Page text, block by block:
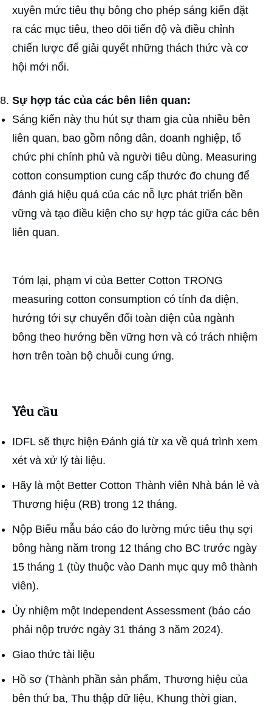
xuyên mức tiêu thụ bông cho phép sáng kiến đặt
ra các mục tiêu, theo dõi tiến độ và điều chỉnh
chiến lược để giải quyết những thách thức và cơ
hội mới nổi.
Sự hợp tác của các bên liên quan:
Sáng kiến này thu hút sự tham gia của nhiều bên
liên quan, bao gồm nông dân, doanh nghiệp, tổ
chức phi chính phủ và người tiêu dùng. Measuring
cotton consumption cung cấp thước đo chung để
đánh giá hiệu quả của các nỗ lực phát triển bền
vững và tạo điều kiện cho sự hợp tác giữa các bên
liên quan.
Tóm lại, phạm vi của Better Cotton TRONG
measuring cotton consumption có tính đa diện,
hướng tới sự chuyển đổi toàn diện của ngành
bông theo hướng bền vững hơn và có trách nhiệm
hơn trên toàn bộ chuỗi cung ứng.
Yêu cầu
IDFL sẽ thực hiện Đánh giá từ xa về quá trình xem
xét và xử lý tài liệu.
Hãy là một Better Cotton Thành viên Nhà bán lẻ và
Thương hiệu (RB) trong 12 tháng.
Nộp Biểu mẫu báo cáo đo lường mức tiêu thụ sợi
bông hàng năm trong 12 tháng cho BC trước ngày
15 tháng 1 (tùy thuộc vào Danh mục quy mô thành
viên).
Ủy nhiệm một Independent Assessment (báo cáo
phải nộp trước ngày 31 tháng 3 năm 2024).
Giao thức tài liệu
Hồ sơ (Thành phần sản phẩm, Thương hiệu của
bên thứ ba, Thu thập dữ liệu, Khung thời gian,